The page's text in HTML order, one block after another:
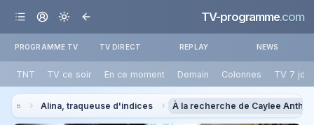
TV-programme.com
PROGRAMME TV TV DIRECT REPLAY NEWS
TNT TV ce soir En ce moment Demain Colonnes TV 7
Alina, traqueuse d'indices À la recherche de Caylee